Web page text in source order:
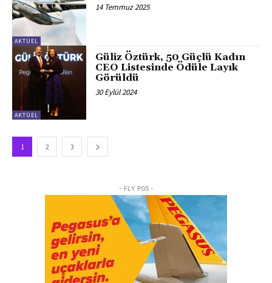
AKTÜEL
14 Temmuz 2025
AKTÜEL
Güliz Öztürk, 50 Güçlü Kadın
CEO Listesinde Ödüle Layık
Görüldü
30 Eylül 2024
1 2 3
- FLY PGS -